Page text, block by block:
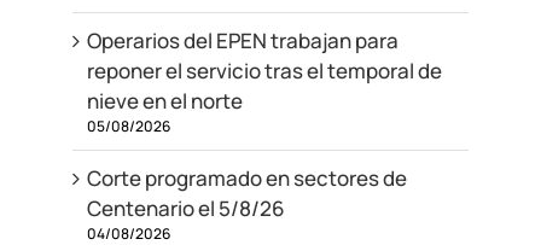
Operarios del EPEN trabajan para
reponer el servicio tras el temporal de
nieve en el norte
05/08/2026
Corte programado en sectores de
Centenario el 5/8/26
04/08/2026